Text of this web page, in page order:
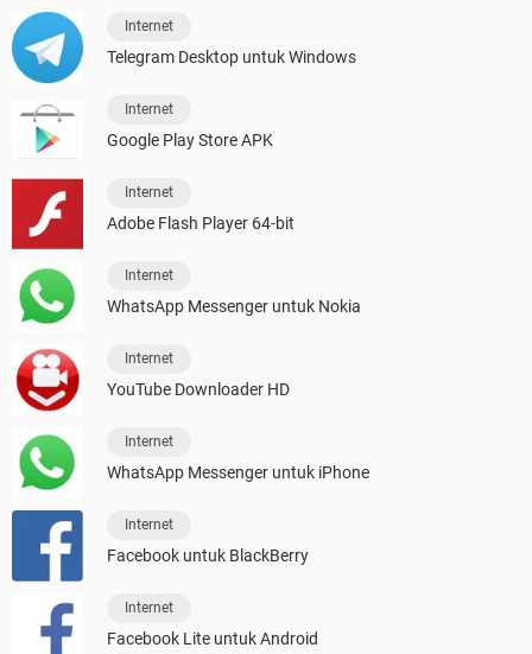
Internet
Telegram Desktop untuk Windows
Internet
Google Play Store APK
Internet
Adobe Flash Player 64-bit
Internet
WhatsApp Messenger untuk Nokia
Internet
YouTube Downloader HD
Internet
WhatsApp Messenger untuk iPhone
Internet
Facebook untuk BlackBerry
Internet
Facebook Lite untuk Android